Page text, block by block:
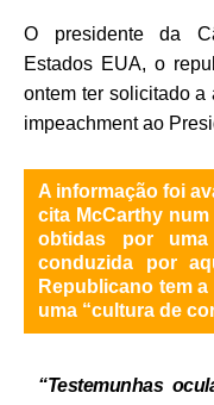
O presidente da
Estados EUA, o
ontem ter solicitado a
impeachment ao
‍A informação foi
cita McCarthy
obtidas por
conduzida por
Republicano tem
uma “cultura de
“Testemunhas